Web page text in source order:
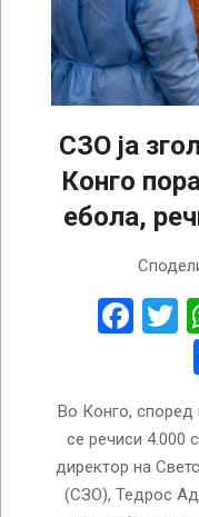
СЗО ја
Конго
ебола,
Во Конго, според
се речиси 4.000
директор на
(СЗО), Тедрос